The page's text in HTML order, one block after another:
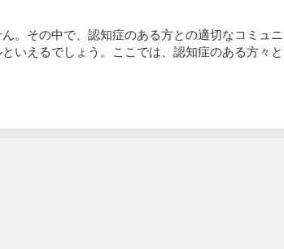
。その中で、認知症のある方との適切なコミュニ
いえるでしょう。ここでは、認知症のある方々と